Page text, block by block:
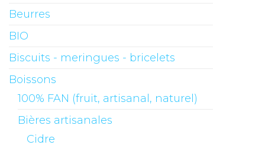
Beurres
BIO
Biscuits - meringues - bricelets
Boissons
100% FAN (fruit, artisanal, naturel)
Bières artisanales
Cidre